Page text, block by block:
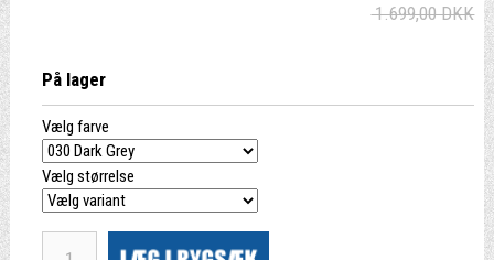
1.699,00 DKK
På lager
Vælg farve
Vælg størrelse